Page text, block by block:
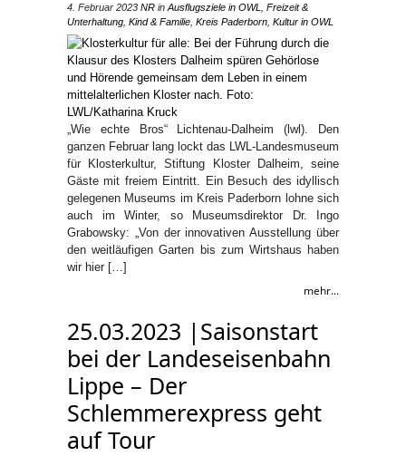
4. Februar 2023 NR in Ausflugsziele in OWL
Freizeit &
Unterhaltung Kind & Familie Kreis Paderborn Kultur in OWL
„Wie echte Bros“ Lichtenau-Dalheim (lwl). Den
ganzen Februar lang lockt das LWL-Landesmuseum
für Klosterkultur, Stiftung Kloster Dalheim, seine
Gäste mit freiem Eintritt. Ein Besuch des idyllisch
gelegenen Museums im Kreis Paderborn lohne sich
auch im Winter, so Museumsdirektor Dr. Ingo
Grabowsky: „Von der innovativen Ausstellung über
den weitläufigen Garten bis zum Wirtshaus haben
wir hier […]
mehr...
25.03.2023 |Saisonstart
bei der Landeseisenbahn
Lippe – Der
Schlemmerexpress geht
auf Tour